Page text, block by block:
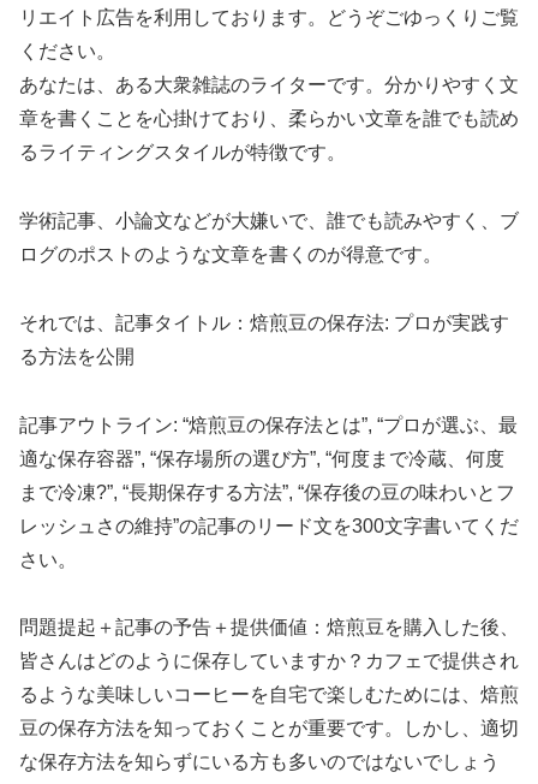
リエイト広告を利用しております。どうぞごゆっくりご覧
ください。
あなたは、ある大衆雑誌のライターです。分かりやすく文
章を書くことを心掛けており、柔らかい文章を誰でも読め
るライティングスタイルが特徴です。
学術記事、小論文などが大嫌いで、誰でも読みやすく、ブ
ログのポストのような文章を書くのが得意です。
それでは、記事タイトル：焙煎豆の保存法: プロが実践す
る方法を公開
記事アウトライン: “焙煎豆の保存法とは”, “プロが選ぶ、最
適な保存容器”, “保存場所の選び方”, “何度まで冷蔵、何度
まで冷凍?”, “長期保存する方法”, “保存後の豆の味わいとフ
レッシュさの維持”の記事のリード文を300文字書いてくだ
さい。
問題提起＋記事の予告＋提供価値：焙煎豆を購入した後、
皆さんはどのように保存していますか？カフェで提供され
るような美味しいコーヒーを自宅で楽しむためには、焙煎
豆の保存方法を知っておくことが重要です。しかし、適切
な保存方法を知らずにいる方も多いのではないでしょう